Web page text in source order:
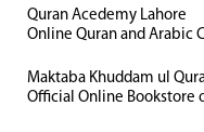
Quran Acedemy Lahore
Online Quran and Arabic
Maktaba Khuddam ul
Official Online Bookstore